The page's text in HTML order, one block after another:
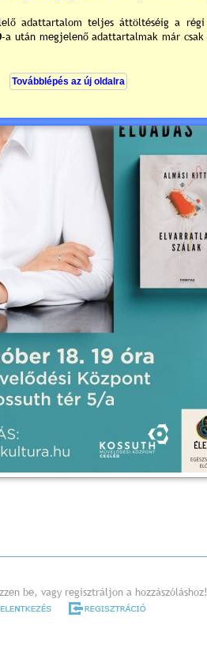
be, vagy regisztráljon a hozzászóláshoz!